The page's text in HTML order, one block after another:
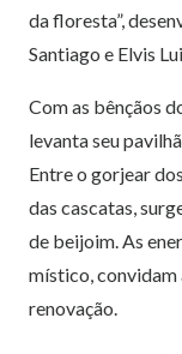
da floresta”,
Santiago e Elvis
Com as bênçãos
levanta seu
Entre o gorjear
das cascatas,
de beijoim. As
místico, convidam
renovação.